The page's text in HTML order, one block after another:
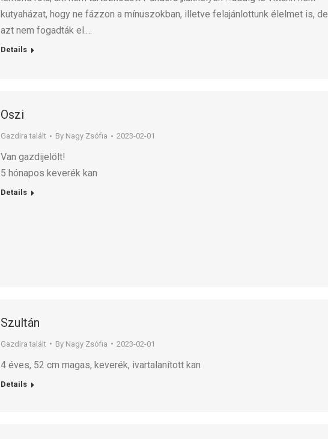
kutyaházat, hogy ne fázzon a mínuszokban, illetve felajánlottunk élelmet is, de
azt nem fogadták el.…
Details
Oszi
Gazdira talált By Nagy Zsófia 2023-02-01
Van gazdijelölt!
5 hónapos keverék kan
Details
Szultán
Gazdira talált By Nagy Zsófia 2023-02-01
4 éves, 52 cm magas, keverék, ivartalanított kan
Details